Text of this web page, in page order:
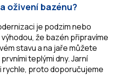
oživení bazénu?
je podzim nebo
že bazén připravíme
stavu a na jaře můžete
teplými dny. Jarní
rychle, proto doporučujeme